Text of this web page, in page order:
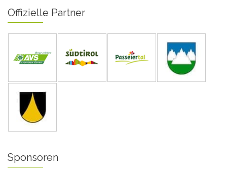
Offizielle Partner
Sponsoren